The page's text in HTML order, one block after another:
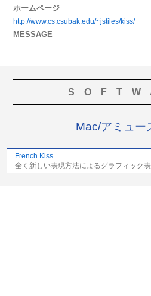
ホームページ
http://www.cs.csubak.edu/~jstiles/kiss/
MESSAGE
Mac/アミュー
French Kiss
全く新しい表現方法によるグラフィック